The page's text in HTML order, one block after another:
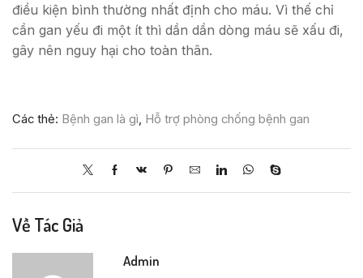
điều kiện bình thường nhất định cho máu. Vì thế chỉ
cần gan yếu đi một ít thì dần dần dòng máu sẽ xấu đi,
gây nên nguy hại cho toàn thân.
Các thẻ: Bệnh gan là gì, Hỗ trợ phòng chống bệnh gan
Về Tác Giả
Admin